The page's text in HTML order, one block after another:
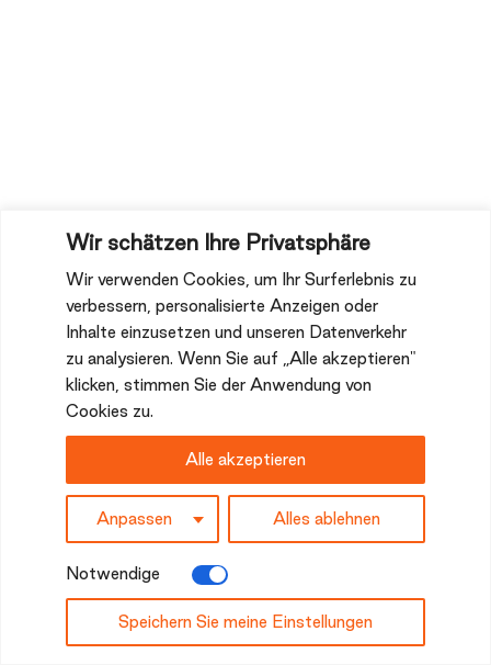
Wir schätzen Ihre Privatsphäre
Wir verwenden Cookies, um Ihr Surferlebnis zu
verbessern, personalisierte Anzeigen oder
Inhalte einzusetzen und unseren Datenverkehr
zu analysieren. Wenn Sie auf „Alle akzeptieren"
klicken, stimmen Sie der Anwendung von
Cookies zu.
Anpassen Alles ablehnen
Alle akzeptieren
Notwendige
Speichern Sie meine Einstellungen